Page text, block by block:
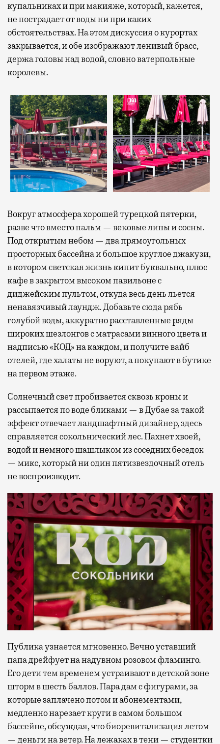
купальниках и при макияже, который, кажется,
не пострадает от воды ни при каких
обстоятельствах. На этом дискуссия о курортах
закрывается, и обе изображают ленивый брасс,
держа головы над водой, словно ватерпольные
королевы.
Вокруг атмосфера хорошей турецкой пятерки,
разве что вместо пальм — вековые липы и сосны.
Под открытым небом — два прямоугольных
просторных бассейна и большое круглое джакузи,
в котором светская жизнь кипит буквально, плюс
кафе в закрытом высоком павильоне с
диджейским пультом, откуда весь день льется
ненавязчивый лаундж. Добавьте сюда рябь
голубой воды, аккуратно расставленные ряды
широких шезлонгов с матрасами винного цвета и
надписью «КОД» на каждом, и получите вайб
отелей, где халаты не воруют, а покупают в бутике
на первом этаже.
Солнечный свет пробивается сквозь кроны и
рассыпается по воде бликами — в Дубае за такой
эффект отвечает ландшафтный дизайнер, здесь
справляется сокольнический лес. Пахнет хвоей,
водой и немного шашлыком из соседних беседок
— микс, который ни один пятизвездочный отель
не воспроизводит.
Публика узнается мгновенно. Вечно уставший
папа дрейфует на надувном розовом фламинго.
Его дети тем временем устраивают в детской зоне
шторм в шесть баллов. Пара дам с фигурами, за
которые заплачено потом и абонементами,
медленно нарезает круги в самом большом
бассейне, обсуждая, что биоревитализация летом
— деньги на ветер. На лежаках в тени — студентки